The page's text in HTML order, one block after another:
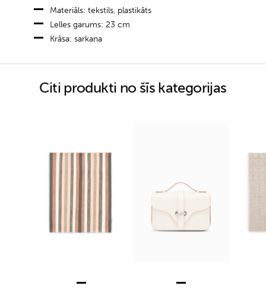
Materiāls: tekstils, plastikāts
Lelles garums: 23 cm
Krāsa: sarkana
Citi produkti no šīs kategorijas